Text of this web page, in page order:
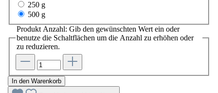
250 g
500 g
Produkt Anzahl: Gib den gewünschten Wert ein oder
benutze die Schaltflächen um die Anzahl zu erhöhen oder
zu reduzieren.
In den Warenkorb